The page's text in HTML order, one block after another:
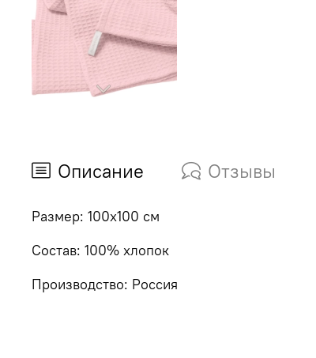
Описание Отзывы
Размер: 100х100 см
Состав: 100% хлопок
Производство: Россия